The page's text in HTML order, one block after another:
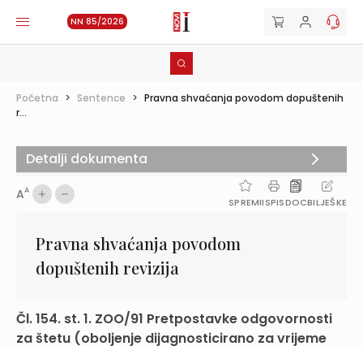
NN 85/2026
Početna > Sentence > Pravna shvaćanja povodom dopuštenih
r...
AA
SPREMIISPISDOCBILJEŠKE
Pravna shvaćanja povodom
dopuštenih revizija
Čl. 154. st. 1. ZOO/91 Pretpostavke odgovornosti
za štetu (oboljenje dijagnosticirano za vrijeme
Detalji dokumenta